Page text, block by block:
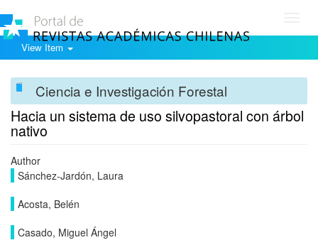
View Item
Ciencia e Investigación Forestal
Hacia un sistema de uso silvopastoral con árbol
nativo
Author
Sánchez-Jardón, Laura
Acosta, Belén
Casado, Miguel Ángel